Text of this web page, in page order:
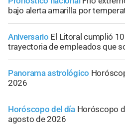
bajo alerta amarilla por
Aniversario El Litoral cumplió
trayectoria de empleados que
Panorama astrológico
2026
Horóscopo del día Horóscopo
agosto de 2026